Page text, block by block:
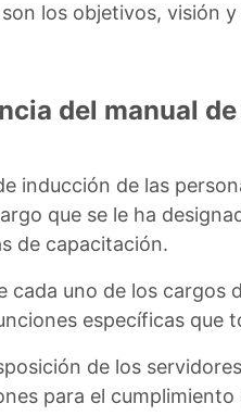
los objetivos, visión
del manual
inducción de las
que se le ha
de capacitación.
cada uno de los cargos
específicas que
de los
para el cumplimiento